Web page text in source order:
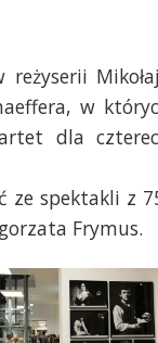
w
dla
ze spektakli z
Frymus.